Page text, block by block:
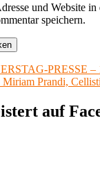
und Website
speichern.
PRESSE –
Miriam Prandi,
auf